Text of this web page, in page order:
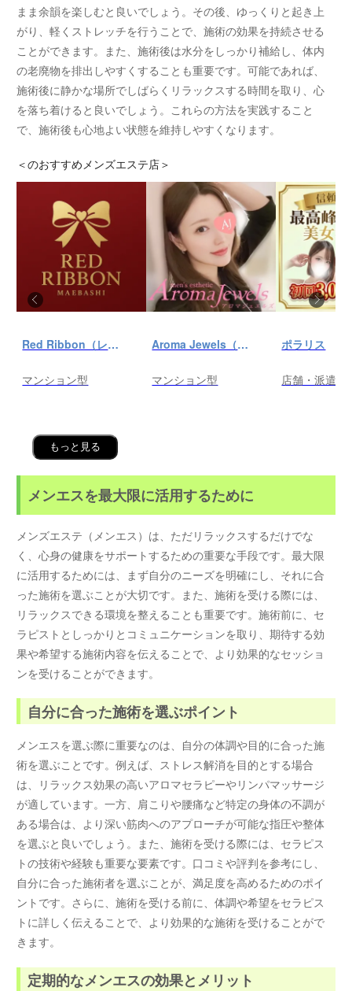
まま余韻を楽しむと良いでしょう。その後、ゆっくりと起き上
がり、軽くストレッチを行うことで、施術の効果を持続させる
ことができます。また、施術後は水分をしっかり補給し、体内
の老廃物を排出しやすくすることも重要です。可能であれば、
施術後に静かな場所でしばらくリラックスする時間を取り、心
を落ち着けると良いでしょう。これらの方法を実践すること
で、施術後も心地よい状態を維持しやすくなります。
＜のおすすめメンズエステ店＞
Red Ribbon（レッドリボン）前橋
マンション型
Aroma Jewels（アロマ ジュエルズ）秋葉原ルーム
マンション型
ポラリス
店舗・派遣
もっと見る
メンエスを最大限に活用するために
メンズエステ（メンエス）は、ただリラックスするだけでな
く、心身の健康をサポートするための重要な手段です。最大限
に活用するためには、まず自分のニーズを明確にし、それに合
った施術を選ぶことが大切です。また、施術を受ける際には、
リラックスできる環境を整えることも重要です。施術前に、セ
ラピストとしっかりとコミュニケーションを取り、期待する効
果や希望する施術内容を伝えることで、より効果的なセッショ
ンを受けることができます。
自分に合った施術を選ぶポイント
メンエスを選ぶ際に重要なのは、自分の体調や目的に合った施
術を選ぶことです。例えば、ストレス解消を目的とする場合
は、リラックス効果の高いアロマセラピーやリンパマッサージ
が適しています。一方、肩こりや腰痛など特定の身体の不調が
ある場合は、より深い筋肉へのアプローチが可能な指圧や整体
を選ぶと良いでしょう。また、施術を受ける際には、セラピス
トの技術や経験も重要な要素です。口コミや評判を参考にし、
自分に合った施術者を選ぶことが、満足度を高めるためのポイ
ントです。さらに、施術を受ける前に、体調や希望をセラピス
トに詳しく伝えることで、より効果的な施術を受けることがで
きます。
定期的なメンエスの効果とメリット